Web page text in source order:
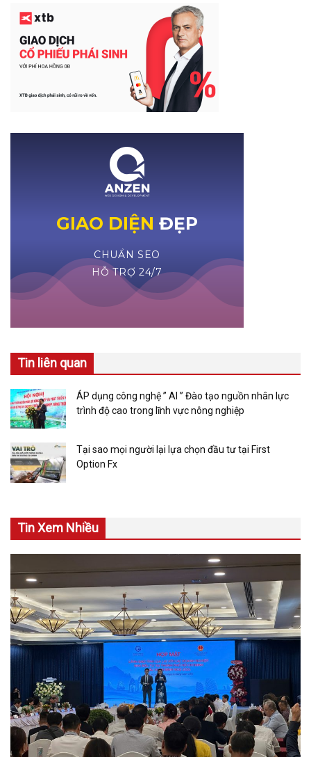
Tin liên quan
ÁP dụng công nghệ ” AI ” Đào tạo nguồn nhân lực
trình độ cao trong lĩnh vực nông nghiệp
Tại sao mọi người lại lựa chọn đầu tư tại First
Option Fx
Tin Xem Nhiều